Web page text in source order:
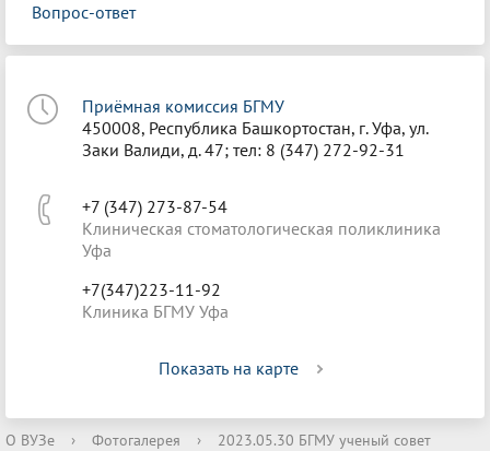
Вопрос-ответ
Приёмная комиссия БГМУ
450008, Республика Башкортостан, г. Уфа, ул.
Заки Валиди, д. 47; тел: 8 (347) 272-92-31
+7 (347) 273-87-54
Клиническая стоматологическая поликлиника
Уфа
+7(347)223-11-92
Клиника БГМУ Уфа
Показать на карте
О ВУЗе › Фотогалерея › 2023.05.30 БГМУ ученый совет